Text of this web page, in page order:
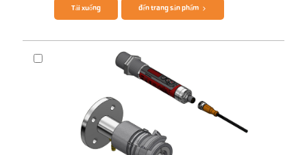
Tải xuống đến trang sản phẩm